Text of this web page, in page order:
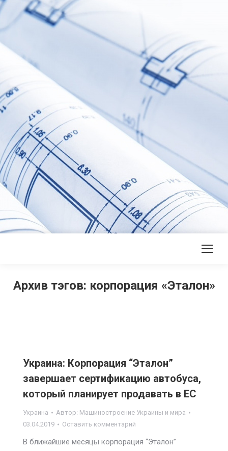
Архив тэгов: корпорация «Эталон»
Украина: Корпорация “Эталон”
завершает сертификацию автобуса,
который планирует продавать в ЕС
Украина Автор: Машиностроение Украины и мира
03.04.2019
Оставить комментарий
В ближайшие месяцы корпорация “Эталон”